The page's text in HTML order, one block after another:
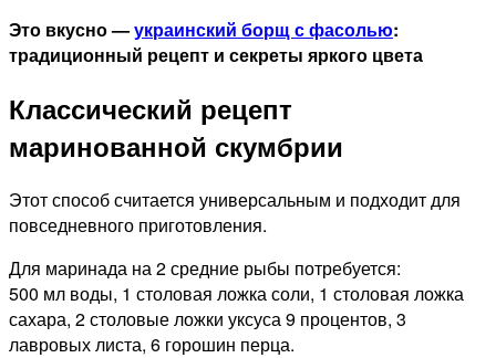
Это вкусно —украинский борщ с фасолью:
традиционный рецепт и секреты яркого цвета
Классический рецепт
маринованной скумбрии
Этот способ считается универсальным и подходит для
повседневного приготовления.
Для маринада на 2 средние рыбы потребуется:
500 мл воды, 1 столовая ложка соли, 1 столовая ложка
сахара, 2 столовые ложки уксуса 9 процентов, 3
лавровых листа, 6 горошин перца.